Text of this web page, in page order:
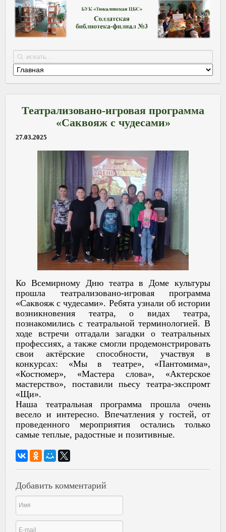
Театрализовано-игровая программа
«Саквояж с чудесами»
27.03.2025
Ко Всемирному Дню театра в Доме культуры
прошла театрализовано-игровая программа
«Саквояж с чудесами». Ребята узнали об истории
возникновения театра, о видах театра,
познакомились с театральной терминологией. В
ходе встречи отгадали загадки о театральных
профессиях, а также смогли продемонстрировать
свои актёрские способности, участвуя в
конкурсах: «Мы в театре», «Пантомима»,
«Костюмер», «Мастера слова», «Актерское
мастерство», поставили пьесу театра-экспромт
«Щи».
Наша театральная программа прошла очень
весело и интересно. Впечатления у гостей, от
проведенного мероприятия остались только
самые теплые, радостные и позитивные.
Добавить комментарий